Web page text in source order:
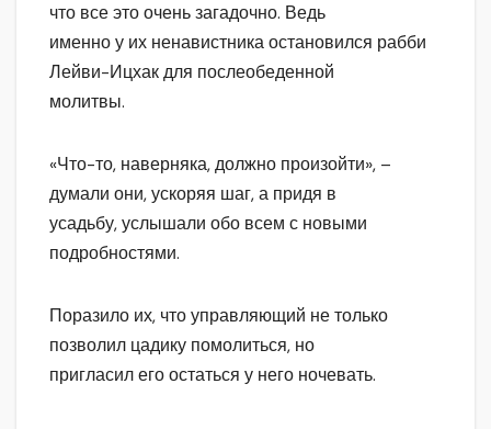
что все это очень загадочно. Ведь
именно у их ненавистника остановился рабби
Лейви-Ицхак для послеобеденной
молитвы.
«Что-то, наверняка, должно произойти», –
думали они, ускоряя шаг, а придя в
усадьбу, услышали обо всем с новыми
подробностями.
Поразило их, что управляющий не только
позволил цадику помолиться, но
пригласил его остаться у него ночевать.